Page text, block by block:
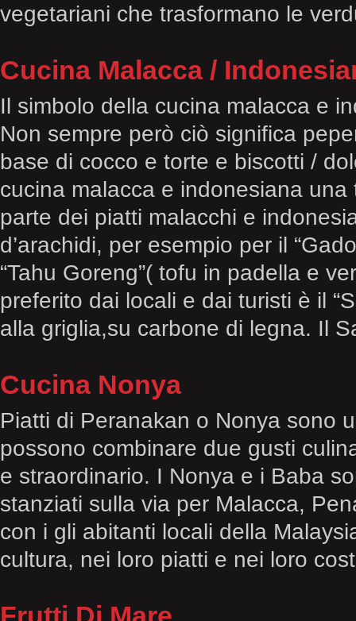
vegetariani che trasformano le
Cucina Malacca /
Il simbolo della cucina malacca e
Non sempre però ciò significa
base di cocco e torte e biscotti /
cucina malacca e indonesiana
parte dei piatti malacchi e
d’arachidi, per esempio per il
“Tahu Goreng”( tofu in padella e
preferito dai locali e dai turisti è il
alla griglia,su carbone di legna. Il
Cucina Nonya
Piatti di Peranakan o Nonya sono
possono combinare due gusti
e straordinario. I Nonya e i Baba
stanziati sulla via per Malacca,
con i gli abitanti locali della
cultura, nei loro piatti e nei loro